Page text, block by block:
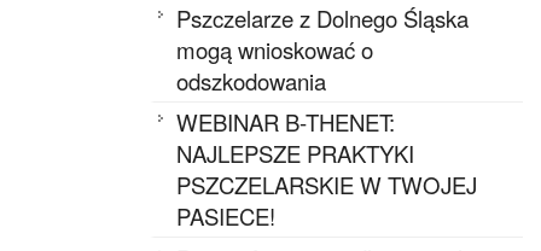
Pszczelarze z Dolnego Śląska
mogą wnioskować o
odszkodowania
WEBINAR B-THENET:
NAJLEPSZE PRAKTYKI
PSZCZELARSKIE W TWOJEJ
PASIECE!